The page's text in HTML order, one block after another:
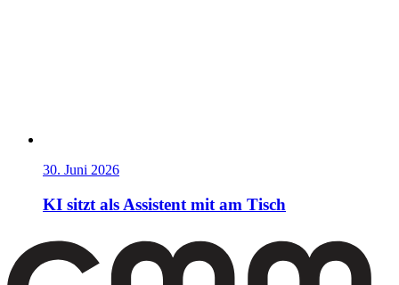
30. Juni 2026
KI sitzt als Assistent mit am Tisch